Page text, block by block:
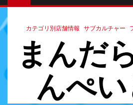
カテゴリ別店舗情報 サブカルチャー
まんだ
んぺい